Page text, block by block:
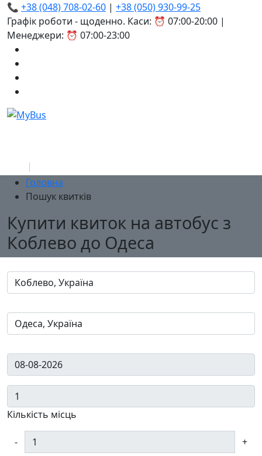
📞 +38 (048) 708-02-60 | +38 (050) 930-99-25
Графік роботи - щоденно. Каси: ⏰ 07:00-20:00 |
Менеджери: ⏰ 07:00-23:00
Головна
Пошук квитків
Купити квиток на автобус з
Коблево до Одеса
Кількість місць
- +